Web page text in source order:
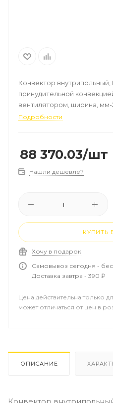
Конвектор внутрипольный,
принудительной
вентилятором, ширина, мм-
мм-2450, регулирование-
Подробности
88 370.03/шт
Нашли дешевле?
КУПИТЬ
Хочу в подарок
Самовывоз сегодня -
Доставка завтра - 390 ₽
Цена действительна только
может отличаться от цен в
ОПИСАНИЕ